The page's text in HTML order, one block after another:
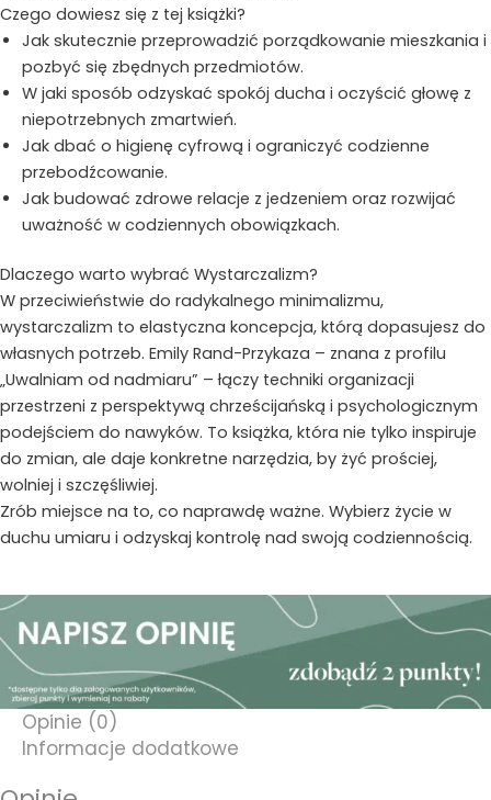
Czego dowiesz się z tej książki?
Jak skutecznie przeprowadzić porządkowanie mieszkania i
pozbyć się zbędnych przedmiotów.
W jaki sposób odzyskać spokój ducha i oczyścić głowę z
niepotrzebnych zmartwień.
Jak dbać o higienę cyfrową i ograniczyć codzienne
przebodźcowanie.
Jak budować zdrowe relacje z jedzeniem oraz rozwijać
uważność w codziennych obowiązkach.
Dlaczego warto wybrać Wystarczalizm?
W przeciwieństwie do radykalnego minimalizmu,
wystarczalizm to elastyczna koncepcja, którą dopasujesz do
własnych potrzeb. Emily Rand-Przykaza – znana z profilu
„Uwalniam od nadmiaru” – łączy techniki organizacji
przestrzeni z perspektywą chrześcijańską i psychologicznym
podejściem do nawyków. To książka, która nie tylko inspiruje
do zmian, ale daje konkretne narzędzia, by żyć prościej,
wolniej i szczęśliwiej.
Zrób miejsce na to, co naprawdę ważne. Wybierz życie w
duchu umiaru i odzyskaj kontrolę nad swoją codziennością.
Opinie (0)
Informacje dodatkowe